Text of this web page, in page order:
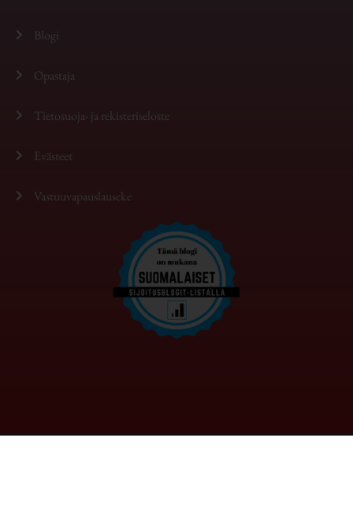
Blogi
Opastaja
Tietosuoja- ja rekisteriseloste
Evästeet
Vastuuvapauslauseke